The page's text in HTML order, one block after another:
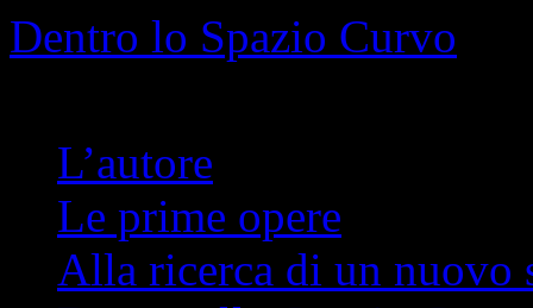
Dentro lo Spazio Curvo
L’autore
Le prime opere
Alla ricerca di un nuovo